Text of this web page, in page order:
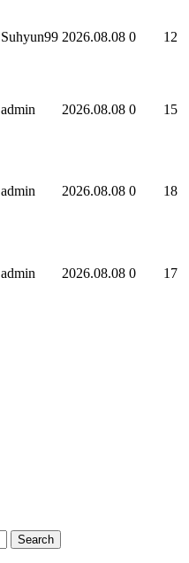
Suhyun99 2026.08.08 0 12
admin 2026.08.08 0 15
admin 2026.08.08 0 18
admin 2026.08.08 0 17
Search